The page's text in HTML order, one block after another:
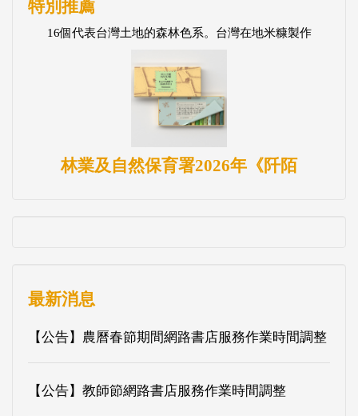
特別推薦
16個代表台灣土地的森林色系。台灣在地米糠製作
林業及自然保育署2026年《阡陌
最新消息
【公告】農曆春節期間網路書店服務作業時間調整
【公告】教師節網路書店服務作業時間調整